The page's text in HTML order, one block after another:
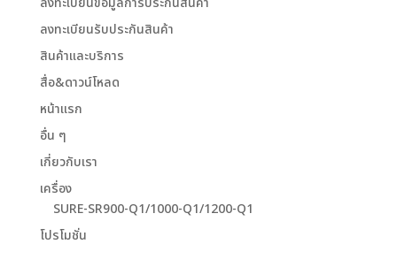
ลงทะเบียนรับประกันสินค้า
สินค้าและบริการ
สื่อ&ดาวน์โหลด
หน้าแรก
อื่น ๆ
เกี่ยวกับเรา
เครื่อง
SURE-SR900-Q1/1000-Q1/1200-Q1
โปรโมชั่น